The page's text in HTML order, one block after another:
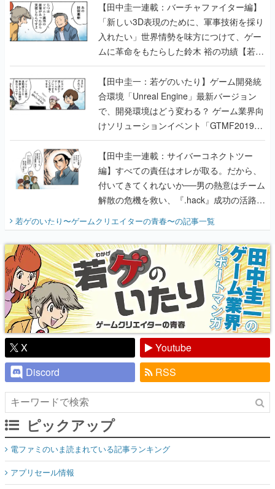
【田中圭一連載：バーチャファイター編】
「新しい3D表現のために、軍事技術を採り
入れたい」世界情勢を味方につけて、ゲー
ムに革命をもたらした鈴木 裕の功績【若ゲ
のいたり】
【田中圭一：若ゲのいたり】ゲーム開発統
合環境「Unreal Engine」最新バージョン
で、開発環境はどう変わる？ ゲーム業界向
けソリューションイベント「GTMF2019」
に行って、より理解を深めよう【PR】
【田中圭一連載：サイバーコネクトツー
編】すべての責任はオレが取る。だから、
付いてきてくれないか──男の熱意はチーム
解散の危機を救い、『.hack』成功の活路を
開く。業界の快男児・松山 洋に流れる血は
『少年ジャンプ』色だった【若ゲのいた
り】
若ゲのいたり〜ゲームクリエイターの青春〜の記事一覧
X
Youtube
Discord
RSS
ピックアップ
電ファミのいま読まれている記事ランキング
アプリセール情報